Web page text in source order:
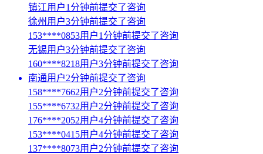
镇江用户1分钟前提交了咨询
徐州用户3分钟前提交了咨询
153****0853用户1分钟前提交了咨询
无锡用户3分钟前提交了咨询
160****8218用户3分钟前提交了咨询
南通用户2分钟前提交了咨询
158****7662用户2分钟前提交了咨询
155****6732用户2分钟前提交了咨询
176****2052用户4分钟前提交了咨询
153****0415用户4分钟前提交了咨询
137****8073用户2分钟前提交了咨询